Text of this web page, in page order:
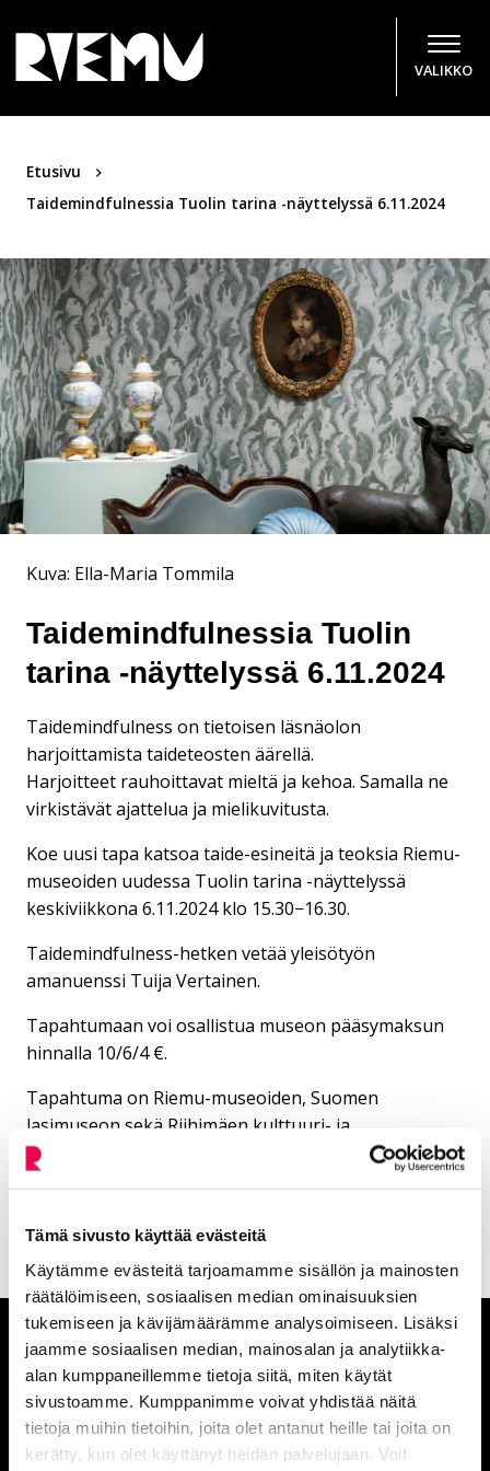
Tämä sivusto käyttää evästeitä
Käytämme evästeitä tarjoamamme sisällön ja mainosten
räätälöimiseen, sosiaalisen median ominaisuuksien
tukemiseen ja kävijämäärämme analysoimiseen. Lisäksi
jaamme sosiaalisen median, mainosalan ja analytiikka-
alan kumppaneillemme tietoja siitä, miten käytät
sivustoamme. Kumppanimme voivat yhdistää näitä
tietoja muihin tietoihin, joita olet antanut heille tai joita on
kerätty, kun olet käyttänyt heidän palvelujaan. Voit
VALIKKO
Etusivu
Taidemindfulnessia Tuolin tarina -näyttelyssä 6.11.2024
Kuva: Ella-Maria Tommila
Taidemindfulnessia Tuolin
tarina -näyttelyssä 6.11.2024
Taidemindfulness on tietoisen läsnäolon
harjoittamista taideteosten äärellä.
Harjoitteet rauhoittavat mieltä ja kehoa. Samalla ne
virkistävät ajattelua ja mielikuvitusta.
Koe uusi tapa katsoa taide-esineitä ja teoksia Riemu-
museoiden uudessa Tuolin tarina -näyttelyssä
keskiviikkona 6.11.2024 klo 15.30−16.30.
Taidemindfulness-hetken vetää yleisötyön
amanuenssi Tuija Vertainen.
Tapahtumaan voi osallistua museon pääsymaksun
hinnalla 10/6/4 €.
Tapahtuma on Riemu-museoiden, Suomen
lasimuseon sekä Riihimäen kulttuuri- ja
tapahtumapalveluiden yhteistyötä.
Anna palautetta
Palautepalvelu
Siirtyy ulkoiselle